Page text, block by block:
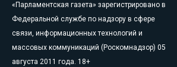
«Парламентская газета» зарегистрировано в
Федеральной службе по надзору в сфере
связи, информационных технологий и
массовых коммуникаций (Роскомнадзор) 05
августа 2011 года. 18+